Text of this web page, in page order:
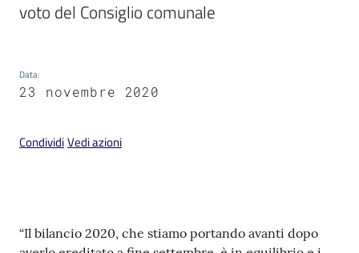
t
e
I
o
Data:
23 novembre 2020
CondividiVedi azioni
Contenuto
“Il bilancio 2020, che stiamo portando avanti dopo